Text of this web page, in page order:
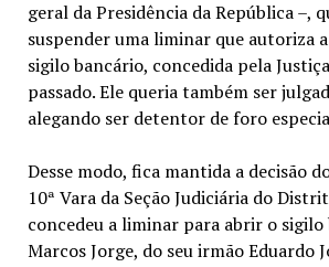
geral da Presidência da República –,
suspender uma liminar que autoriza
sigilo bancário, concedida pela
passado. Ele queria também ser
alegando ser detentor de foro
Desse modo, fica mantida a decisão
10ª Vara da Seção Judiciária do
concedeu a liminar para abrir o sigilo
Marcos Jorge, do seu irmão Eduardo